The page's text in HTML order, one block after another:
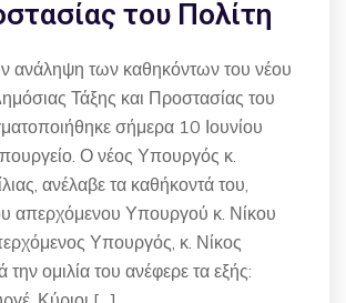
του Πολίτη
ανάληψη των καθηκόντων του νέου
Τάξης και Προστασίας του
σήμερα 10 Ιουνίου
Ο νέος Υπουργός κ.
ανέλαβε τα καθήκοντά του,
απερχόμενου Υπουργού κ. Νίκου
Υπουργός, κ. Νίκος
την ομιλία του ανέφερε τα εξής: